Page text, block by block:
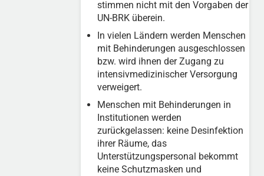
stimmen nicht mit den Vorgaben der
UN-BRK überein.
In vielen Ländern werden Menschen
mit Behinderungen ausgeschlossen
bzw. wird ihnen der Zugang zu
intensivmedizinischer Versorgung
verweigert.
Menschen mit Behinderungen in
Institutionen werden
zurückgelassen: keine Desinfektion
ihrer Räume, das
Unterstützungspersonal bekommt
keine Schutzmasken und